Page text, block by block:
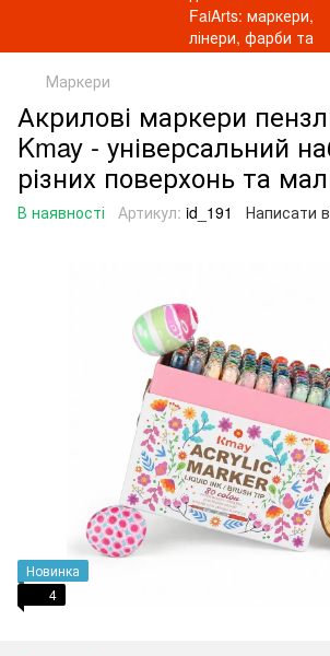
Маркери
Акрилові маркери
Kmay - універсальний
різних поверхонь та
В наявності Артикул: id_191 Написати
Новинка
4